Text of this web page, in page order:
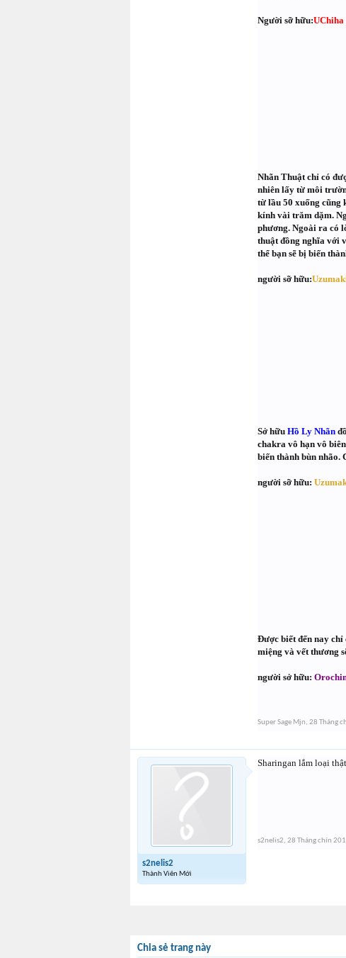
Người sỡ hữu:UChiha
Nhãn Thuật chỉ có
nhiên lấy từ môi
từ lầu 50 xuống cũng
kính vài trăm dặm.
phương. Ngoài ra có
thuật đồng nghĩa với
thể bạn sẽ bị biến
người sỡ hữu:
Sở hữu Hồ Ly Nhãn
chakra vô hạn vô
biến thành bùn nhão.
người sỡ hữu:
Được biết đến nay chỉ
miệng và vết thương
người sở hữu:
Super Sage Mjn, 28 Tháng
s2nelis2
Thành Viên Mới
Sharingan lắm loại
s2nelis2, 28 Tháng chín
Chia sẻ trang này